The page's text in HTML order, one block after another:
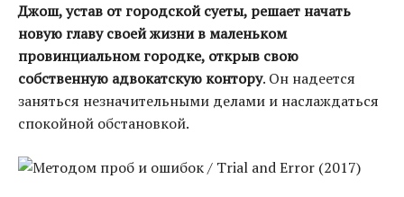
Джош, устав от городской суеты, решает начать
новую главу своей жизни в маленьком
провинциальном городке, открыв свою
собственную адвокатскую контору. Он надеется
заняться незначительными делами и наслаждаться
спокойной обстановкой.